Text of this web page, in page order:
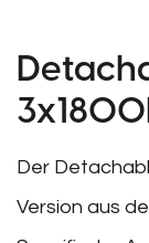
Der
Version aus